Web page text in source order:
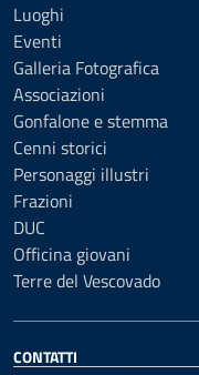
Luoghi
Eventi
Galleria Fotografica
Associazioni
Gonfalone e stemma
Cenni storici
Personaggi illustri
Frazioni
DUC
Officina giovani
Terre del Vescovado
CONTATTI